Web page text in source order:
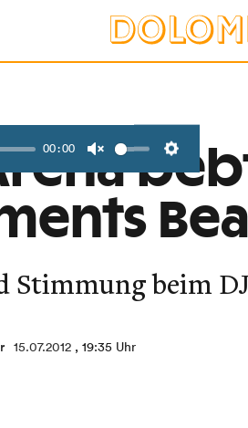
00:00
Settings
Stimmung beim
15.07.2012 , 19:35 Uhr